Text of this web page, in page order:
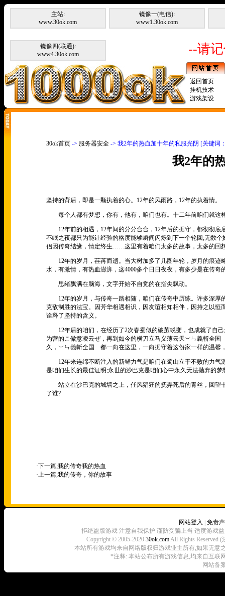
主站:
www.30ok.com
镜像一(电信):
www1.30ok.com
镜像四(联通):
www4.30ok.com
--请
返回首页
挂机技术
游戏架设
30ok首页 -> 服务器安全 -> 我2年的热血加十年的私服光阴 [关键词
我2年的
坚持的背后，即是一颗执着的心。12年的风雨路，12年的执着情。
每个人都有梦想，你有，他有，咱们也有。十二年前咱们就这
12年前的相遇，12年间的分分合合，12年后的据守，都彻彻底
不眠之夜都只为能让经验的格度能够瞬间闪烁到下一个轮回;无数
侣因传奇结缘，情定终生……这里有着咱们太多的故事，太多的回
12年的岁月，荏苒而逝。当大树加多了几圈年轮，岁月的痕迹
水，有激情，有热血澎湃，这4000多个日日夜夜，有多少是在传
思绪飘满在脑海，文字开始不自觉的在指尖飘动。
12年的岁月，与传奇一路相随，咱们在传奇中历练。许多深厚
克敌制胜的法宝。因芳华相遇相识，因友谊相知相伴，因持之以
诠释了坚持的含义。
12年后的咱们，在经历了2次春蚕似的破茧蜕变，也成就了自己
为营的こ傲意凌云ぜ，再到如今的横刀立马义薄云天︶ㄣ義斬全
久，︶ㄣ義斬全国ゞ都一向在这里，一向据守着这份家一样的温馨
12年来连绵不断注入的新鲜力气是咱们在蜀山立于不败的力气
是咱们生长的最佳证明;永世的沙巴克是咱们心中永久无法抛弃的
站立在沙巴克的城墙之上，任风猖狂的抚弄死后的青丝，回望
了谁?
·下一篇;我的传奇我的热血
·上一篇;我的传奇，你的故事
网站登入
免责
拒绝盗版游戏 注意自我保护 谨防受骗上当 适度游戏
Copyright © 2005-2020 30ok.comAll Rights Reserved
本站所有游戏均来自网络版权归游戏业主所有,如果无意
*注释: 本站公布所有游戏信息,均来自互联
网站备